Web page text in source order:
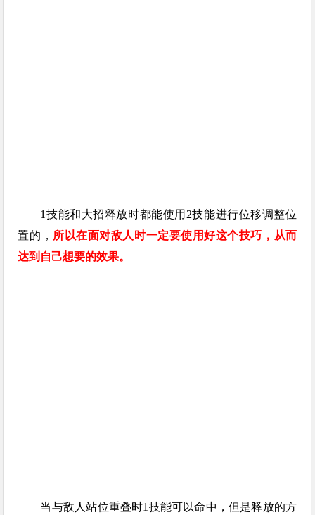
1技能和大招释放时都能使用2技能进行位移调整位
置的， 所以在面对敌人时一定要使用好这个技巧，从而
达到自己想要的效果。
当与敌人站位重叠时1技能可以命中，但是释放的方